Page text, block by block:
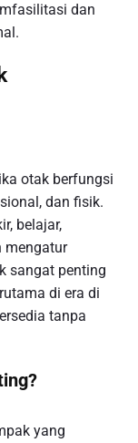
dan
otak berfungsi
dan fisik.
belajar,
mengatur
sangat penting
di era di
tanpa
yang